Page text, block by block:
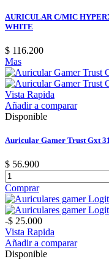
AURICULAR C/MIC
WHITE
$ 116.200
Mas
Vista Rapida
Añadir a comparar
Disponible
Auricular Gamer Trust Gxt
$ 56.900
Comprar
-$ 25.000
Vista Rapida
Añadir a comparar
Disponible